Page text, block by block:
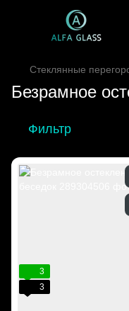
Стеклянные
Безрамное
Фильтр
3
3